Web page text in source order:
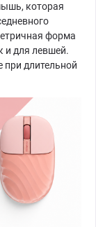
которая
форма
и для левшей.
длительной